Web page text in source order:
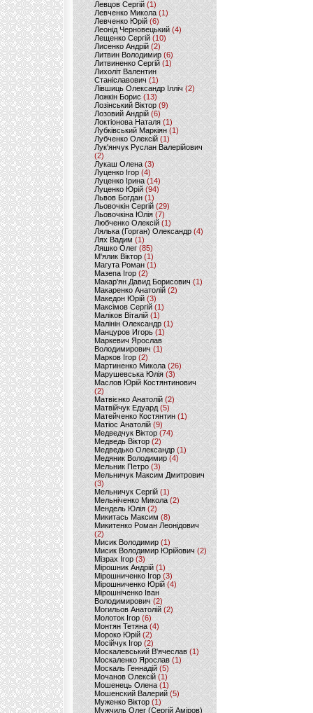
Левцов Сергій (1)
Левченко Микола (1)
Левченко Юрій (6)
Леонід Черновецький (4)
Лещенко Сергій (10)
Лисенко Андрій (2)
Литвин Володимир (6)
Литвиненко Сергій (1)
Лихоліт Валентин
Станіславович (1)
Лівшиць Олександр Ілліч (2)
Ложкін Борис(13)
Лозінський Віктор(9)
Лозовий Андрій (6)
Локтіонова Наталя (1)
Лубківський Маркіян(1)
Лубченко Олексій (1)
Лук'янчук Руслан Валерійович
(2)
Лукаш Олена (3)
Луценко Ігор (4)
Луценко Ірина (14)
Луценко Юрій (94)
Львов Богдан (1)
Льовочкін Сергій (29)
Льовочкіна Юлія(7)
Любченко Олексій(1)
Лялька (Горган) Олександр(4)
Лях Вадим (1)
Ляшко Олег (85)
М'ялик Віктор(1)
Магута Роман(1)
Мазепа Ігор (2)
Макар'ян Давид Борисович(1)
Макаренко Анатолій (2)
Македон Юрій(3)
Максімов Сергій (1)
Маліков Віталій (1)
Малінін Олександр (1)
Манцуров Игорь (1)
Маркевич Ярослав
Володимирович (1)
Марков Ігор (2)
Мартиненко Микола (26)
Марушевська Юлія (3)
Маслов Юрій Костянтинович
(2)
Матвієнко Анатолій (2)
Матвійчук Едуард(5)
Матейченко Костянтин (1)
Матіос Анатолій (9)
Медведчук Віктор(74)
Медведь Віктор (2)
Медведько Олександр (1)
Медяник Володимир(4)
Мельник Петро (3)
Мельничук Максим Дмитрович
(3)
Мельничук Сергій (1)
Мельніченко Микола (2)
Мендель Юлія (2)
Микитась Максим (8)
Микитенко Роман Леонідович
(2)
Мисик Володимир (1)
Мисик Володимир Юрійович(2)
Мізрах Ігор(3)
Мірошник Андрій(1)
Мірошниченко Ігор (3)
Мірошниченко Юрій(4)
Мірошніченко Іван
Володимирович (2)
Могильов Анатолій (2)
Молоток Ігор (6)
Монтян Тетяна (4)
Мороко Юрій(2)
Мосійчук Ігор (2)
Москалевський В'ячеслав (1)
Москаленко Ярослав (1)
Москаль Геннадій (5)
Мочанов Олексій(1)
Мошенець Олена(1)
Мошенский Валерий (5)
Муженко Віктор (1)
Мужчиль Олег (Сергій Аміров)